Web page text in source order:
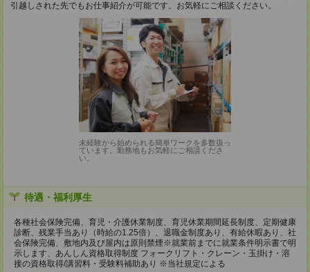
引越しされた先でもお仕事紹介が可能です。お気軽にご相談ください。
未経験から始められる簡単ワークを多数扱っ
ています。勤務地もお気軽にご相談くださ
い。
待遇・福利厚生
各種社会保険完備、育児・介護休業制度、育児休業期間延長制度、定期健康
診断、残業手当あり（時給の1.25倍）、退職金制度あり、有給休暇あり、社
会保険完備、敷地内及び屋内は原則禁煙※就業前までに就業条件明示書で明
示します、あんしん資格取得制度 フォークリフト・クレーン・玉掛け・溶
接の資格取得/講習料・受験料補助あり ※当社規定による